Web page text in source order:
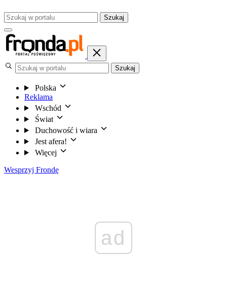
Szukaj
Szukaj
Polska
Reklama
Wschód
Świat
Duchowość i wiara
Jest afera!
Więcej
Wesprzyj Frondę
ad